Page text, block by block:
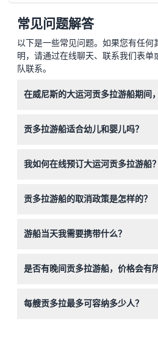
常见问题解答
以下是一些常见问题。如果您有任
明，请通过在线聊天、联系我们表
队联系。
在威尼斯的大运河贡多拉游船期间
和较安静的支流，欣赏历史悠久的
精彩故事。
贡多拉游船适合幼儿和婴儿吗？
岁及以上儿童需按照成人价收费。
我如何在线预订大运河贡多拉游船？
好的日期和时间，查看可用性，并
贡多拉游船的取消政策是怎样的？
门票必须在预订的日期和时间使用。
游船当天我需要携带什么？
看天气情况，因为恶劣天气可能暂
是否有晚间贡多拉游船，价格会有
游船价格更高（具体价格可能变动
每艘贡多拉最多可容纳多少人？